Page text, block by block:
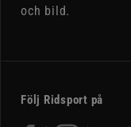
och bild.
Följ Ridsport på